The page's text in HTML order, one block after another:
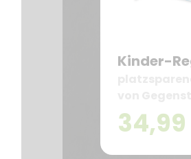
Kinder-
Spielsachen
34,99